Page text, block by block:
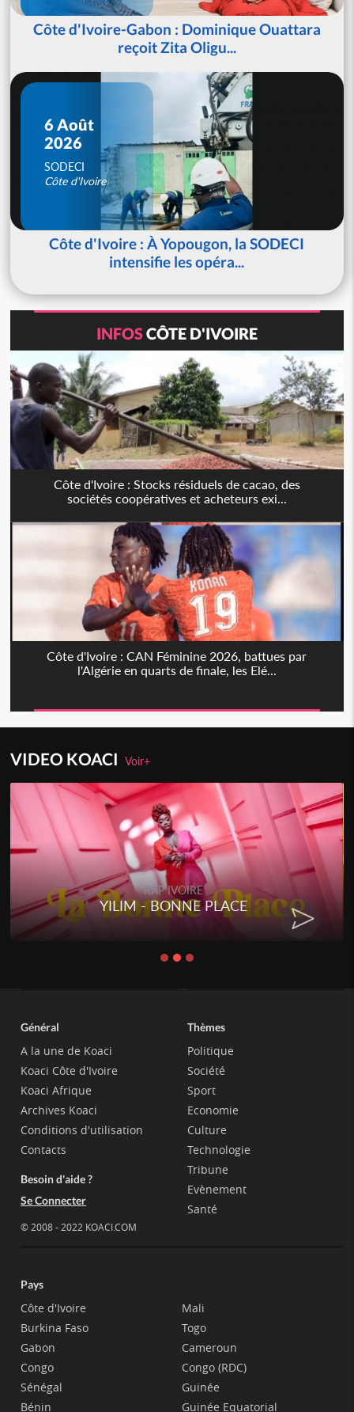
Côte d'Ivoire-Gabon : Dominique Ouattara
reçoit Zita Oligu...
6 Août
2026
SODECI
Côte d'Ivoire
Côte d'Ivoire : À Yopougon, la SODECI
intensifie les opéra...
INFOSCÔTE D'IVOIRE
Côte d'Ivoire : Stocks résiduels de cacao, des
sociétés coopératives et acheteurs exi...
Côte d'Ivoire : CAN Féminine 2026, battues par
l'Algérie en quarts de finale, les Elé...
VIDEO KOACIVoir+
RAP IVOIRE
YILIM - BONNE PLACE
Général
A la une de Koaci
Koaci Côte d'Ivoire
Koaci Afrique
Archives Koaci
Conditions d'utilisation
Contacts
Besoin d'aide ?
Se Connecter
© 2008 - 2022 KOACI.COM
Thèmes
Politique
Société
Sport
Economie
Culture
Technologie
Tribune
Evènement
Santé
Pays
Côte d'Ivoire
Burkina Faso
Gabon
Congo
Sénégal
Bénin
Mali
Togo
Cameroun
Congo (RDC)
Guinée
Guinée Equatorial